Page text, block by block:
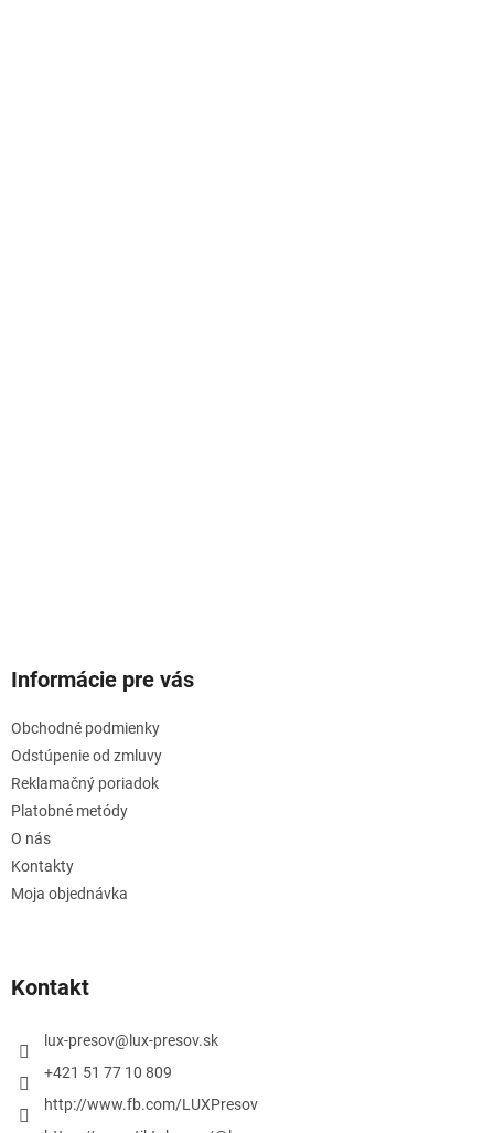
Informácie pre vás
Obchodné podmienky
Odstúpenie od zmluvy
Reklamačný poriadok
Platobné metódy
O nás
Kontakty
Moja objednávka
Kontakt
lux-presov@ lux-presov.sk
+421 51 77 10 809
http://www.fb.com/LUXPresov